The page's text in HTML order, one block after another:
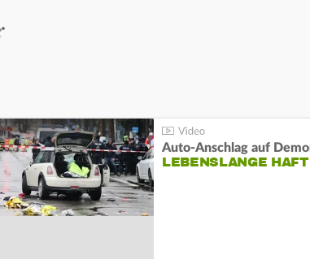
LEBENSLANGE HAFT